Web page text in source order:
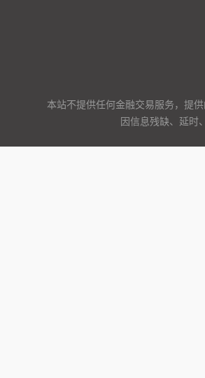
本站不提供任何金融交易服务，提
因信息残缺、延时